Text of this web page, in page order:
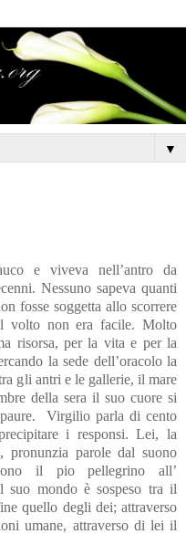
▼
e viveva nell’antro da
Nessuno sapeva quanti
fosse soggetta allo scorrere
volto non era facile. Molto
risorsa, per la vita e per la
la sede dell’oracolo la
gli antri e le gallerie, il mare
della sera il suo cuore si
Virgilio parla di cento
i responsi. Lei, la
pronunzia parole dal suono
il pio pellegrino all’
suo mondo è sospeso tra il
quello degli dei; attraverso
umane, attraverso di lei il